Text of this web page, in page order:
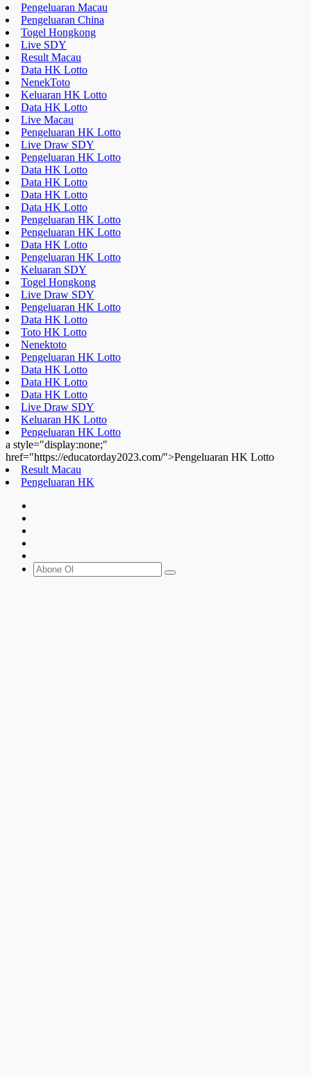
Pengeluaran Macau
Pengeluaran China
Togel Hongkong
Live SDY
Result Macau
Data HK Lotto
NenekToto
Keluaran HK Lotto
Data HK Lotto
Live Macau
Pengeluaran HK Lotto
Live Draw SDY
Pengeluaran HK Lotto
Data HK Lotto
Data HK Lotto
Data HK Lotto
Data HK Lotto
Pengeluaran HK Lotto
Pengeluaran HK Lotto
Data HK Lotto
Pengeluaran HK Lotto
Keluaran SDY
Togel Hongkong
Live Draw SDY
Pengeluaran HK Lotto
Data HK Lotto
Toto HK Lotto
Nenektoto
Pengeluaran HK Lotto
Data HK Lotto
Data HK Lotto
Data HK Lotto
Live Draw SDY
Keluaran HK Lotto
Pengeluaran HK Lotto
a style="display:none;"
href="https://educatorday2023.com/">Pengeluaran HK Lotto
Result Macau
Pengeluaran HK